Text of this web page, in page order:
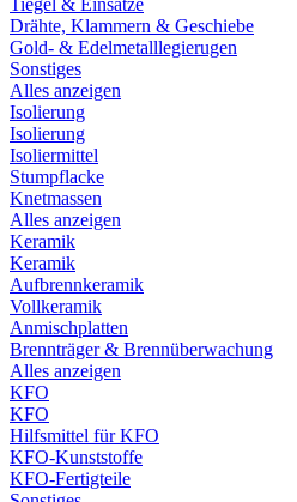
Tiegel & Einsätze
Drähte, Klammern & Geschiebe
Gold- & Edelmetalllegierugen
Sonstiges
Alles anzeigen
Isolierung
Isolierung
Isoliermittel
Stumpflacke
Knetmassen
Alles anzeigen
Keramik
Keramik
Aufbrennkeramik
Vollkeramik
Anmischplatten
Brennträger & Brennüberwachung
Alles anzeigen
KFO
KFO
Hilfsmittel für KFO
KFO-Kunststoffe
KFO-Fertigteile